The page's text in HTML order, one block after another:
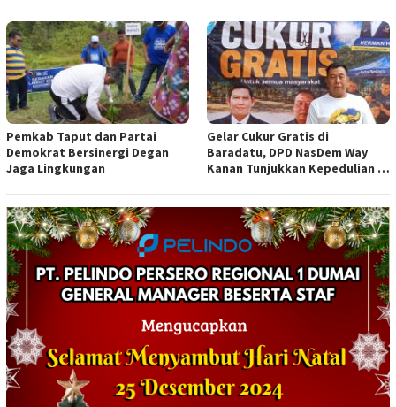
Pemkab Taput dan Partai
Demokrat Bersinergi Degan
Jaga Lingkungan
Gelar Cukur Gratis di
Baradatu, DPD NasDem Way
Kanan Tunjukkan Kepedulian di